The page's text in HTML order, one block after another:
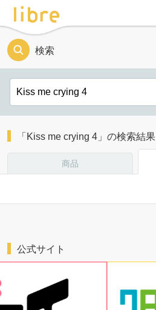
検索
「Kiss me crying 4」の検索結果
商品
公式サイト